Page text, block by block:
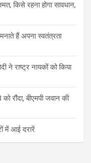
किसे रहना होगा सावधान,
हैं अपना स्वतंत्रता
ने राष्ट्र नायकों को किया
रौंदा, बीएमपी जवान की
में आई दरारें